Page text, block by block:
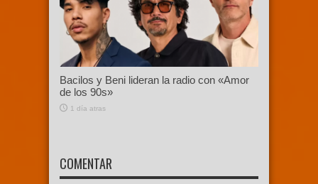
Bacilos y Beni lideran la radio con «Amor
de los 90s»
1 día atras
COMENTAR